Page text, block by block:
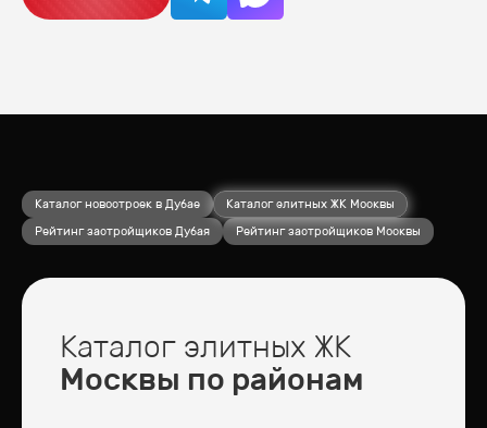
Каталог новостроек в Дубае
Каталог элитных ЖК Москвы
Рейтинг застройщиков Дубая
Рейтинг застройщиков Москвы
Каталог элитных ЖК
Москвы по районам